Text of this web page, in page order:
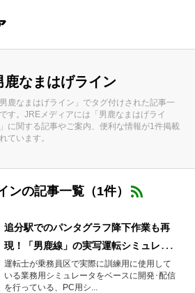
鹿なまはげライン
男鹿なまはげライン」でタグ付けされた記事一
す。JREメディアには「男鹿なまはげライ
に関する記事やご案内、便利な情報が1件掲載
ています。
ンの記事一覧（1件）
追分駅でのパンタグラフ降下作業も再
現！「男鹿線」の実写運転シミュレー
タが2024年4月23日(火)配信開始
運転士が乗務員区で実際に訓練用に使用して
いる業務用シミュレータをベースに開発･配信
を行っている、PC用シ...